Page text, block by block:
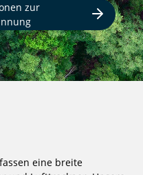
zur
eine breite